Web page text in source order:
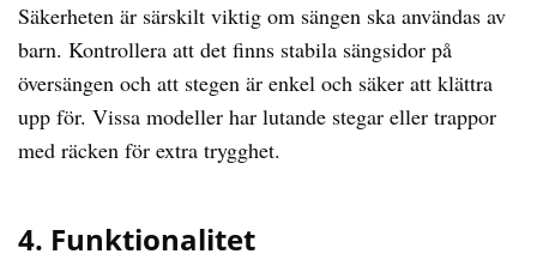
Säkerheten är särskilt viktig om sängen ska användas av
barn. Kontrollera att det finns stabila sängsidor på
översängen och att stegen är enkel och säker att klättra
upp för. Vissa modeller har lutande stegar eller trappor
med räcken för extra trygghet.
4. Funktionalitet